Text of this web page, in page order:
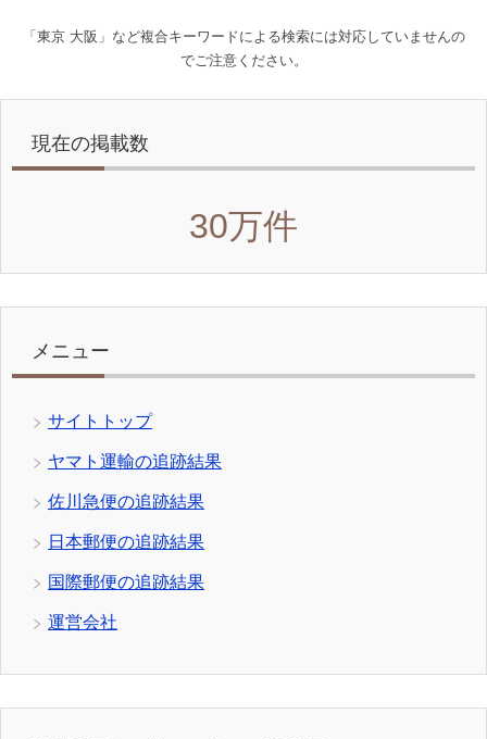
「東京 大阪」など複合キーワードによる検索には対応していませんの
でご注意ください。
現在の掲載数
30万件
メニュー
サイトトップ
ヤマト運輸の追跡結果
佐川急便の追跡結果
日本郵便の追跡結果
国際郵便の追跡結果
運営会社